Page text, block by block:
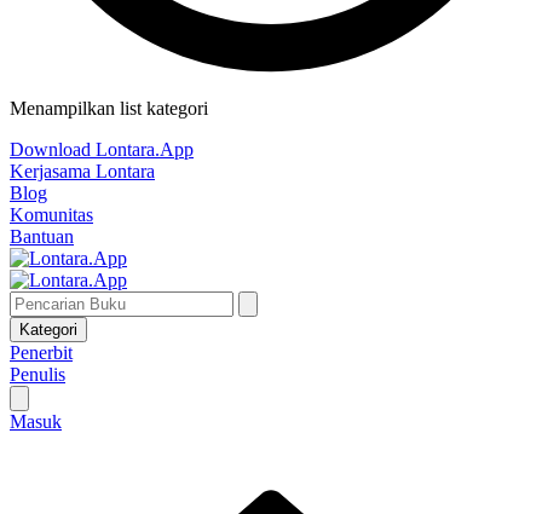
Menampilkan list kategori
Download Lontara.App
Kerjasama Lontara
Blog
Komunitas
Bantuan
Kategori
Penerbit
Penulis
Masuk